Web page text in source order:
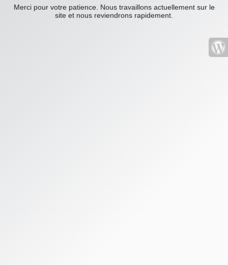
Merci pour votre patience. Nous travaillons actuellement sur le
site et nous reviendrons rapidement.